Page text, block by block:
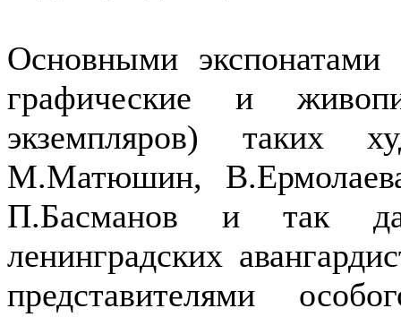
Основными
графические и
экземпляров) таких
М.Матюшин,
П.Басманов и так
ленинградских
представителями